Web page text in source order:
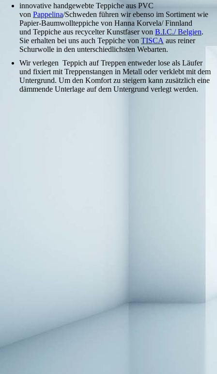
innovative handgewebte Teppiche aus PVC
von Pappelina/Schweden führen wir ebenso im Sortiment wie
Papier-Baumwollteppiche von Hanna Korvela/ Finnland
und Teppiche aus recycelter Kunstfaser von B.I.C./ Belgien.
Sie erhalten bei uns auch Teppiche von TISCA aus reiner
Schurwolle in den unterschiedlichsten Webarten.
Wir verlegen Teppich auf Treppen entweder lose als Läufer
und fixiert mit Treppenstangen in Metall oder verklebt mit dem
Untergrund. Um den Komfort zu steigern kann zusätzlich eine
dämmende Unterlage auf dem Untergrund verlegt werden.